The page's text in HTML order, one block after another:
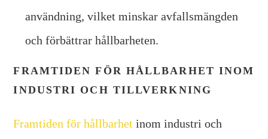
användning, vilket minskar avfallsmängden
och förbättrar hållbarheten.
FRAMTIDEN FÖR HÅLLBARHET INOM
INDUSTRI OCH TILLVERKNING
Framtiden för hållbarhet inom industri och